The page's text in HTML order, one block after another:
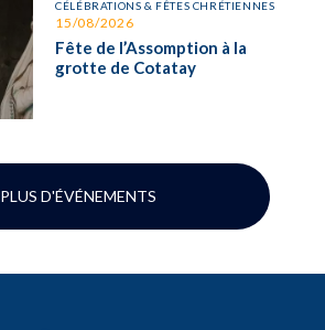
PLUS D'ÉVÉNEMENTS
CÉLÉBRATIONS & FÊTES CHRÉTIENNES
15/08/2026
Fête de l’Assomption à la
grotte de Cotatay